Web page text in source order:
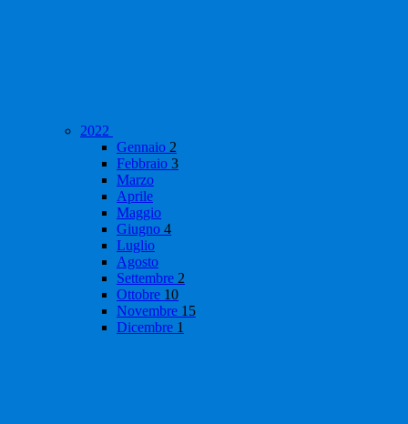
2022
Gennaio 2
Febbraio 3
Marzo
Aprile
Maggio
Giugno 4
Luglio
Agosto
Settembre 2
Ottobre 10
Novembre 15
Dicembre 1